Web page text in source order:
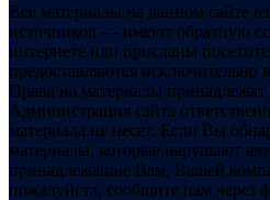
Все материалы на данном сайте
источников — имеют обратную
интернете или присланы
предоставляются исключительно
Права на материалы принадлежат
Администрация сайта
материала не несет. Если Вы
материалы, которые нарушают
принадлежащие Вам, Вашей
пожалуйста, сообщите нам через